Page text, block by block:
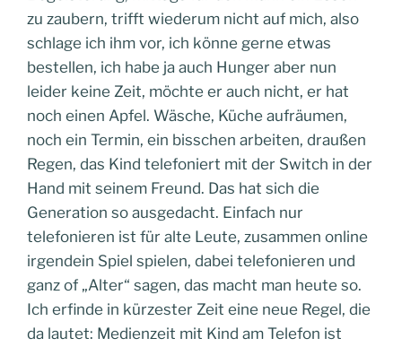
zu zaubern, trifft wiederum nicht auf mich, also
schlage ich ihm vor, ich könne gerne etwas
bestellen, ich habe ja auch Hunger aber nun
leider keine Zeit, möchte er auch nicht, er hat
noch einen Apfel. Wäsche, Küche aufräumen,
noch ein Termin, ein bisschen arbeiten, draußen
Regen, das Kind telefoniert mit der Switch in der
Hand mit seinem Freund. Das hat sich die
Generation so ausgedacht. Einfach nur
telefonieren ist für alte Leute, zusammen online
irgendein Spiel spielen, dabei telefonieren und
ganz of „Alter“ sagen, das macht man heute so.
Ich erfinde in kürzester Zeit eine neue Regel, die
da lautet: Medienzeit mit Kind am Telefon ist